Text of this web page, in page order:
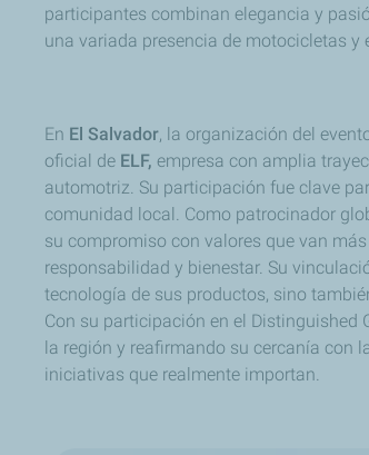
participantes combinan elegancia y
una variada presencia de motocicletas
En El Salvador, la organización del
oficial de ELF, empresa con amplia
automotriz. Su participación fue clave
comunidad local. Como patrocinador
su compromiso con valores que van
responsabilidad y bienestar. Su
tecnología de sus productos, sino
Con su participación en el Distinguished
la región y reafirmando su cercanía con
iniciativas que realmente importan.